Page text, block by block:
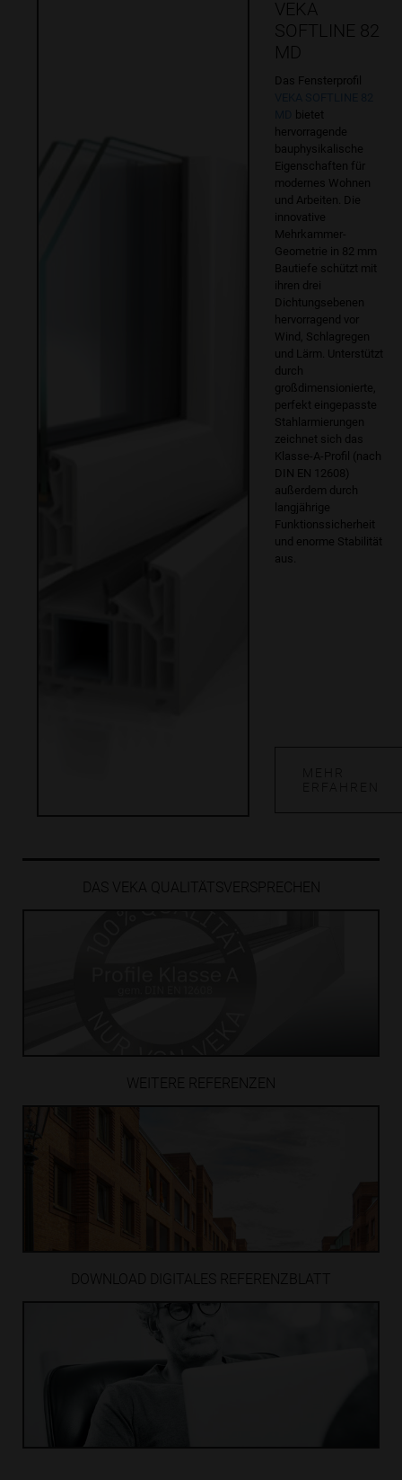
VEKA
SOFTLINE 82
MD
Das Fensterprofil
bietet
hervorragende
bauphysikalische
Eigenschaften für
modernes Wohnen
und Arbeiten. Die
innovative
Mehrkammer-
Geometrie in 82 mm
Bautiefe schützt mit
ihren drei
Dichtungsebenen
hervorragend vor
Wind, Schlagregen
und Lärm. Unterstützt
durch
großdimensionierte,
perfekt eingepasste
Stahlarmierungen
zeichnet sich das
Klasse-A-Profil (nach
DIN EN 12608)
außerdem durch
langjährige
Funktionssicherheit
und enorme Stabilität
aus.
DAS VEKA QUALITÄTS­VERSPRECHEN
WEITERE REFERENZEN
DOWNLOAD DIGITALES REFERENZ­BLATT